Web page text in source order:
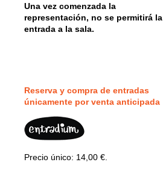
Una vez comenzada la
representación, no se permitirá la
entrada a la sala.
Reserva y compra de entradas
únicamente por venta anticipada
Precio único: 14,00 €.